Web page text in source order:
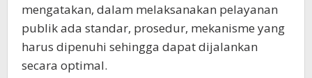
mengatakan, dalam melaksanakan pelayanan
publik ada standar, prosedur, mekanisme yang
harus dipenuhi sehingga dapat dijalankan
secara optimal.